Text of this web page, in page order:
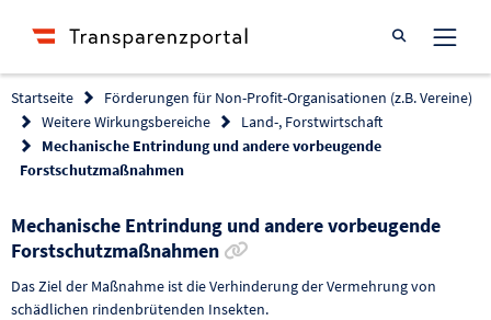
Suche öffnen
Startseite
Förderungen für Non-Profit-Organisationen (z.B. Vereine)
Weitere Wirkungsbereiche
Land-, Forstwirtschaft
Mechanische Entrindung und andere vorbeugende
Forstschutzmaßnahmen
Mechanische Entrindung und andere vorbeugende
Forstschutzmaßnahmen
Das Ziel der Maßnahme ist die Verhinderung der Vermehrung von
schädlichen rindenbrütenden Insekten.